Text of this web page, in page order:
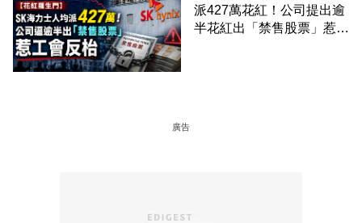
派427萬花紅！公司提出逾
半花紅出「禁售股票」惹工
廣告